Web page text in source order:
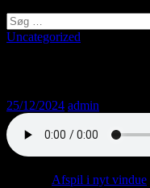
Søg
efter:
Uncategorized
25/12/2024 admin
Afspil i nyt vindue